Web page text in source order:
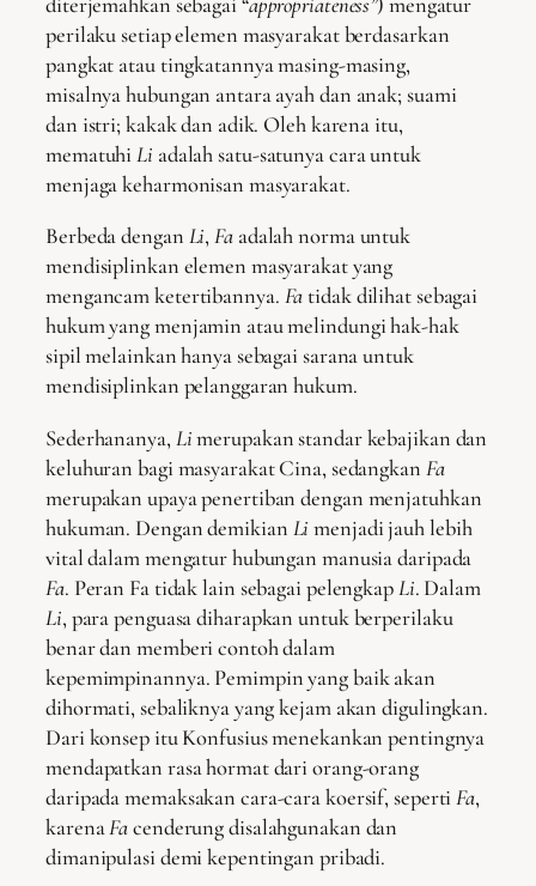
perilaku setiap elemen masyarakat berdasarkan
pangkat atau tingkatannya masing-masing,
misalnya hubungan antara ayah dan anak; suami
dan istri; kakak dan adik. Oleh karena itu,
mematuhiLi adalah satu-satunya cara untuk
menjaga keharmonisan masyarakat.
Berbeda dengan Li,Faadalah norma untuk
mendisiplinkan elemen masyarakat yang
mengancam ketertibannya. Fatidak dilihat sebagai
hukum yang menjamin atau melindungi hak-hak
sipil melainkan hanya sebagai sarana untuk
mendisiplinkan pelanggaran hukum.
Sederhananya, Limerupakan standar kebajikan dan
keluhuran bagi masyarakat Cina, sedangkan Fa
merupakan upaya penertiban dengan menjatuhkan
hukuman. Dengan demikian Li menjadi jauh lebih
vital dalam mengatur hubungan manusia daripada
Fa. Peran Fa tidak lain sebagai pelengkapLi. Dalam
Li, para penguasa diharapkan untuk berperilaku
benar dan memberi contoh dalam
kepemimpinannya. Pemimpin yang baik akan
dihormati, sebaliknya yang kejam akan digulingkan.
Dari konsep itu Konfusius menekankan pentingnya
mendapatkan rasa hormat dari orang-orang
daripada memaksakan cara-cara koersif, sepertiFa,
karenaFacenderung disalahgunakan dan
dimanipulasi demi kepentingan pribadi.